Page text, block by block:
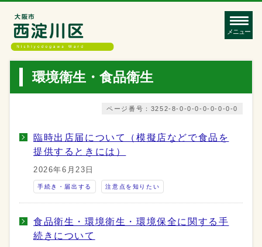
メニュー
環境衛生・食品衛生
ページ番号：3252-8-0-0-0-0-0-0-0-0
臨時出店届について（模擬店などで食品を
提供するときには）
2026年6月23日
手続き・届出する 注意点を知りたい
食品衛生・環境衛生・環境保全に関する手
続きについて